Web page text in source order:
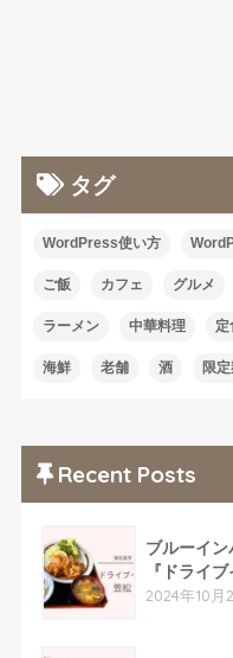
タグ
WordPress使い方
ご飯 カフェ グルメ
ラーメン 中華料理 定
海鮮 老舗 酒 限
Recent Posts
ブルーイ
『ドライ
2024年10月